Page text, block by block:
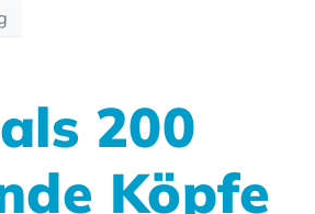
200
Köpfe